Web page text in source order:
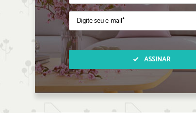
ASSINAR